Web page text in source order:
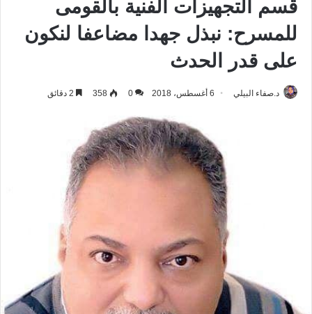
قسم التجهيزات الفنية بالقومى
للمسرح: نبذل جهدا مضاعفا لنكون
على قدر الحدث
د.صفاء البيلي 6 أغسطس، 2018 0
358